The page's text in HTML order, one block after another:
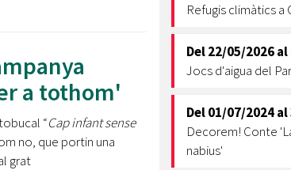
a tothom'
“Cap infant sense
no, que portin una
grat
Refugis climàtics a
Del22/05/2026al
Jocs d'aigua del
Del01/07/2024al
Decorem! Conte
nabius'